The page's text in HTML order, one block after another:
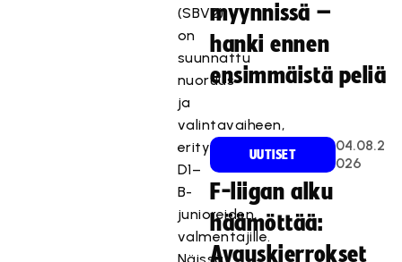
(SBV2)
on
suunnattu
nuoruus-
ja
valintavaiheen,
erityisesti
D1–
B-
junioreiden,
valmentajille.
myynnissä –
hanki ennen
ensimmäistä peliä
UUTISET
04.08.2
026
F-liigan alku
häämöttää:
Avauskierrokset